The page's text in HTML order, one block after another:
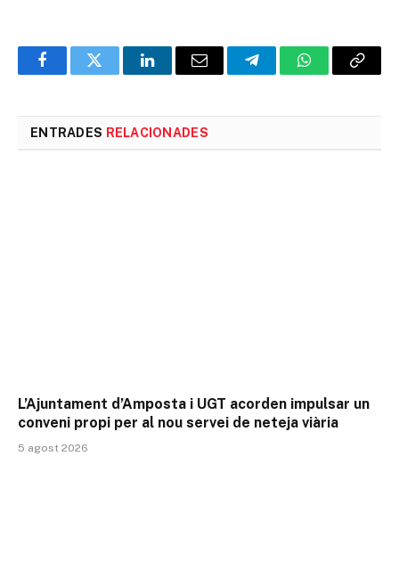
FacebookTwitter LinkedInEmail TelegramWhatsAppCopia
ENTRADES RELACIONADES
L’Ajuntament d’Amposta i UGT acorden impulsar un
conveni propi per al nou servei de neteja viària
5 agost 2026